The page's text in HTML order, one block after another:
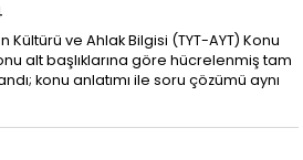
Kültürü ve Ahlak Bilgisi (TYT-AYT) Konu
alt başlıklarına göre hücrelenmiş tam
konu anlatımı ile soru çözümü aynı